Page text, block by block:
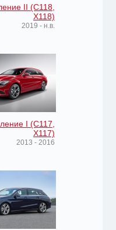
II (C118,
X118)
2019 - н.в.
I (C117,
X117)
2013 - 2016